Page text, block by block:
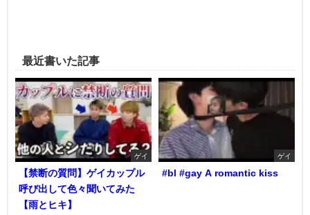
最近書いた記事
ゲイ
【禁断の質問】ゲイカップル
呼び出して色々聞いてみた
【雨とヒキ】
ゲイ
#bl #gay A romantic kiss